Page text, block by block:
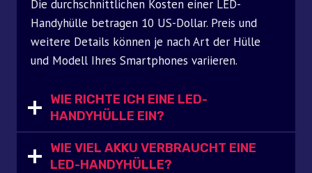
Die durchschnittlichen Kosten einer LED-
Handyhülle betragen 10 US-Dollar. Preis und
weitere Details können je nach Art der Hülle
und Modell Ihres Smartphones variieren.
WIE RICHTE ICH EINE LED-
HANDYHÜLLE EIN?
WIE VIEL AKKU VERBRAUCHT EINE
LED-HANDYHÜLLE?